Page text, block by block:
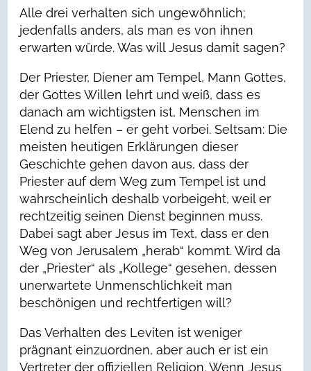
Alle drei verhalten sich ungewöhnlich;
jedenfalls anders, als man es von ihnen
erwarten würde. Was will Jesus damit sagen?
Der Priester, Diener am Tempel, Mann Gottes,
der Gottes Willen lehrt und weiß, dass es
danach am wichtigsten ist, Menschen im
Elend zu helfen – er geht vorbei. Seltsam: Die
meisten heutigen Erklärungen dieser
Geschichte gehen davon aus, dass der
Priester auf dem Weg zum Tempel ist und
wahrscheinlich deshalb vorbeigeht, weil er
rechtzeitig seinen Dienst beginnen muss.
Dabei sagt aber Jesus im Text, dass er den
Weg von Jerusalem „herab“ kommt. Wird da
der „Priester“ als „Kollege“ gesehen, dessen
unerwartete Unmenschlichkeit man
beschönigen und rechtfertigen will?
Das Verhalten des Leviten ist weniger
prägnant einzuordnen, aber auch er ist ein
Vertreter der offiziellen Religion. Wenn Jesus